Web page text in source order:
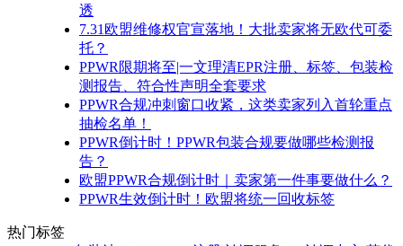
透
7.31欧盟维修权官宣落地！大批卖家将无欧代可委
托？
PPWR限期将至|一文理清EPR注册、标签、包装检
测报告、符合性声明全套要求
PPWR合规冲刺窗口收紧，这类卖家列入首轮重点
抽检名单！
PPWR倒计时！PPWR包装合规要做哪些检测报
告？
欧盟PPWR合规倒计时｜卖家第一件事要做什么？
PPWR生效倒计时！欧盟将统一回收标签
热门标签